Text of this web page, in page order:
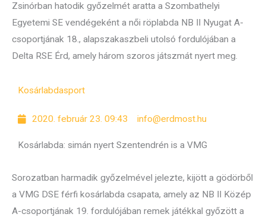
Zsinórban hatodik győzelmét aratta a Szombathelyi
Egyetemi SE vendégeként a női röplabda NB II Nyugat A-
csoportjának 18., alapszakaszbeli utolsó fordulójában a
Delta RSE Érd, amely három szoros játszmát nyert meg.
Kosárlabdasport
2020. február 23. 09:43 info@erdmost.hu
Kosárlabda: simán nyert Szentendrén is a VMG
Sorozatban harmadik győzelmével jelezte, kijött a gödörből
a VMG DSE férfi kosárlabda csapata, amely az NB II Közép
A-csoportjának 19. fordulójában remek játékkal győzött a